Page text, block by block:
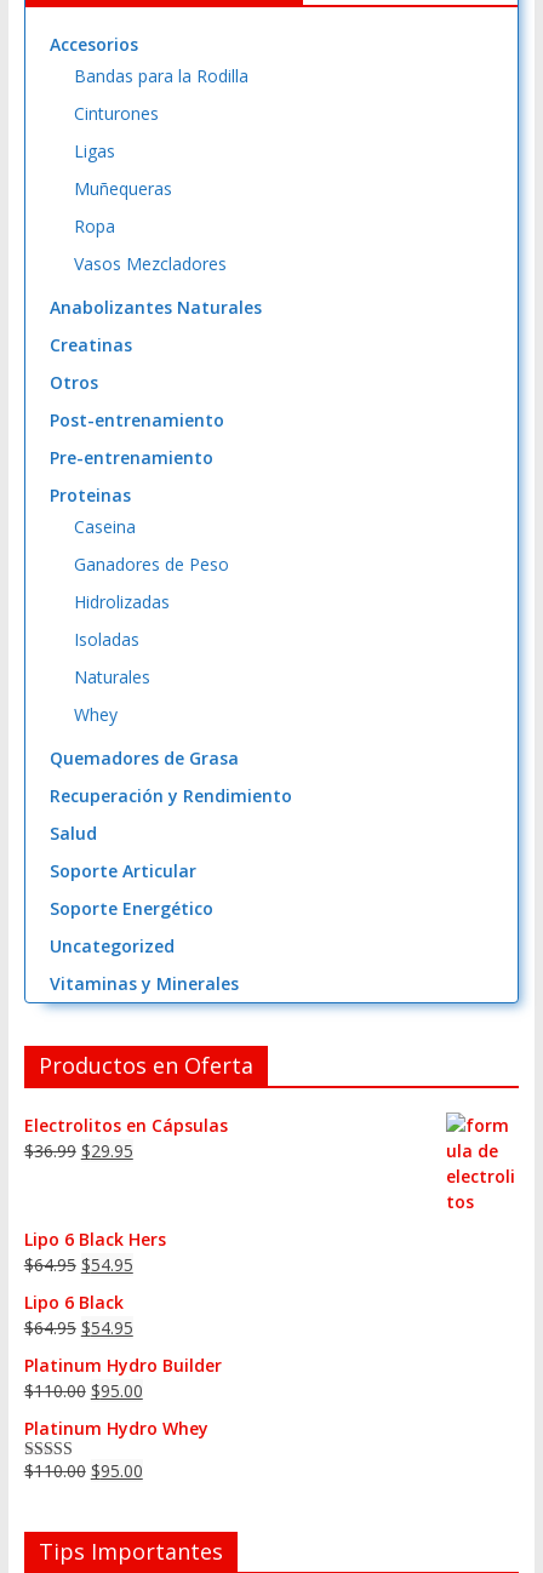
Accesorios
Bandas para la Rodilla
Cinturones
Ligas
Muñequeras
Ropa
Vasos Mezcladores
Anabolizantes Naturales
Creatinas
Otros
Post-entrenamiento
Pre-entrenamiento
Proteinas
Caseina
Ganadores de Peso
Hidrolizadas
Isoladas
Naturales
Whey
Quemadores de Grasa
Recuperación y Rendimiento
Salud
Soporte Articular
Soporte Energético
Uncategorized
Vitaminas y Minerales
Productos en Oferta
Electrolitos en Cápsulas
$36.99 $29.95
Lipo 6 Black Hers
$64.95 $54.95
Lipo 6 Black
$64.95 $54.95
Platinum Hydro Builder
$110.00 $95.00
Platinum Hydro Whey
Valorado en
$110.00 $95.00
Tips Importantes